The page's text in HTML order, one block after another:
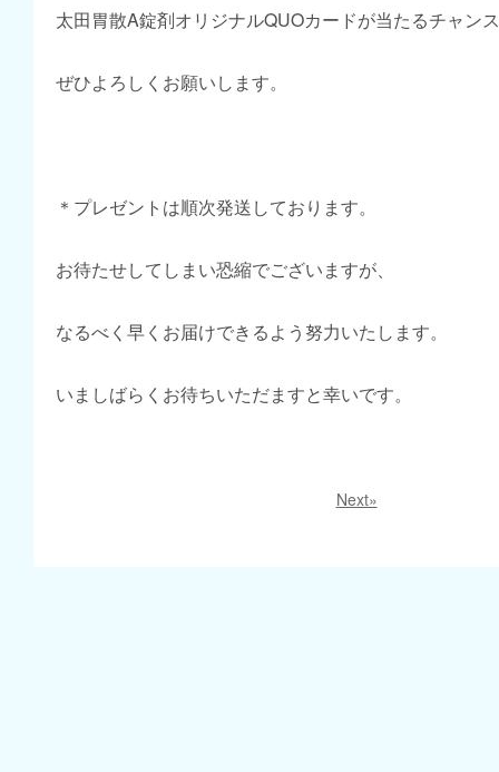
太田胃散A錠剤オリジナルQUOカードが当たるチャン
ぜひよろしくお願いします。
＊プレゼントは順次発送しております。
お待たせしてしまい恐縮でございますが、
なるべく早くお届けできるよう努力いたします。
いましばらくお待ちいただますと幸いです。
Next»